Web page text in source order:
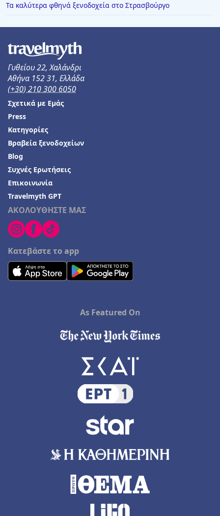
Τα καλύτερα φθηνά ξενοδοχεία στο Στρασβούργο
Γυθείου 22, Χαλάνδρι
Αθήνα 152 31, Ελλάδα
(+30) 210 300 6050
ΑΚΟΛΟΥΘΗΣΤΕ ΜΑΣ
Κατεβάστε το app
Σχετικά με Εμάς
Press
Κατηγορίες
Βραβεία ξενοδοχείων
Blog
Συχνές Ερωτήσεις
Επικοινωνία
Travelmyth GPT
As Featured On